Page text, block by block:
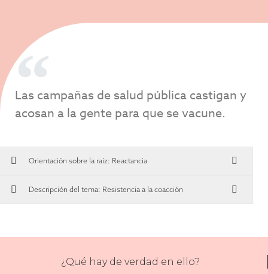
Las campañas de salud pública castigan y
acosan a la gente para que se vacune.
Orientación sobre la raíz: Reactancia
Descripción del tema: Resistencia a la coacción
¿Qué hay de verdad en ello?